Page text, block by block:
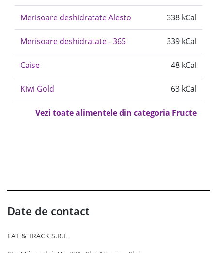
Merisoare deshidratate Alesto 338 kCal
Merisoare deshidratate - 365 339 kCal
Caise 48 kCal
Kiwi Gold 63 kCal
Vezi toate alimentele din categoria Fructe
Date de contact
EAT & TRACK S.R.L